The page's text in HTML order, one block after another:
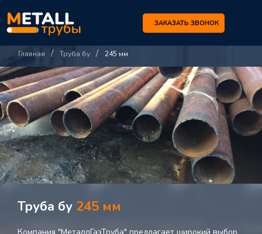
ЗАКАЗАТЬ ЗВОНОК
Главная / Труба бу / 245 мм
Труба бу 245 мм